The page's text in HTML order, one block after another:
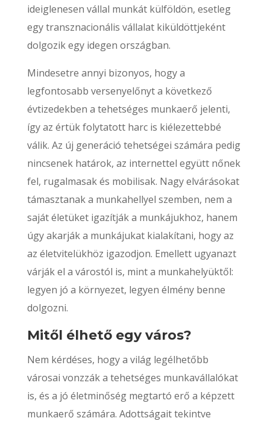
ideiglenesen vállal munkát külföldön, esetleg
egy transznacionális vállalat kiküldöttjeként
dolgozik egy idegen országban.
Mindesetre annyi bizonyos, hogy a
legfontosabb versenyelőnyt a következő
évtizedekben a tehetséges munkaerő jelenti,
így az értük folytatott harc is kiélezettebbé
válik. Az új generáció tehetségei számára pedig
nincsenek határok, az internettel együtt nőnek
fel, rugalmasak és mobilisak. Nagy elvárásokat
támasztanak a munkahellyel szemben, nem a
saját életüket igazítják a munkájukhoz, hanem
úgy akarják a munkájukat kialakítani, hogy az
az életvitelükhöz igazodjon. Emellett ugyanazt
várják el a várostól is, mint a munkahelyüktől:
legyen jó a környezet, legyen élmény benne
dolgozni.
Mitől élhető egy város?
Nem kérdéses, hogy a világ legélhetőbb
városai vonzzák a tehetséges munkavállalókat
is, és a jó életminőség megtartó erő a képzett
munkaerő számára. Adottságait tekintve